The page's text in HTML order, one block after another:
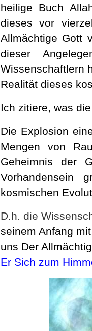
heilige Buch
dieses vor
Allmächtige Gott
dieser
Wissenschaftlern
Realität dieses
Ich zitiere, was
Die Explosion
Mengen von
Geheimnis der
Vorhandensein
kosmischen
D.h. die
seinem Anfang
uns Der
Er Sich zum